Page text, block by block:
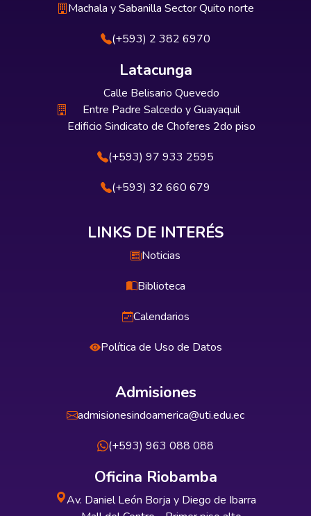
Machala y Sabanilla Sector Quito norte
(+593) 2 382 6970
Latacunga
Calle Belisario Quevedo
Entre Padre Salcedo y Guayaquil
Edificio Sindicato de Choferes 2do piso
(+593) 97 933 2595
(+593) 32 660 679
LINKS DE INTERÉS
Noticias
Biblioteca
Calendarios
Política de Uso de Datos
Admisiones
admisionesindoamerica@uti.edu.ec
(+593) 963 088 088
Oficina Riobamba
Av. Daniel León Borja y Diego de Ibarra